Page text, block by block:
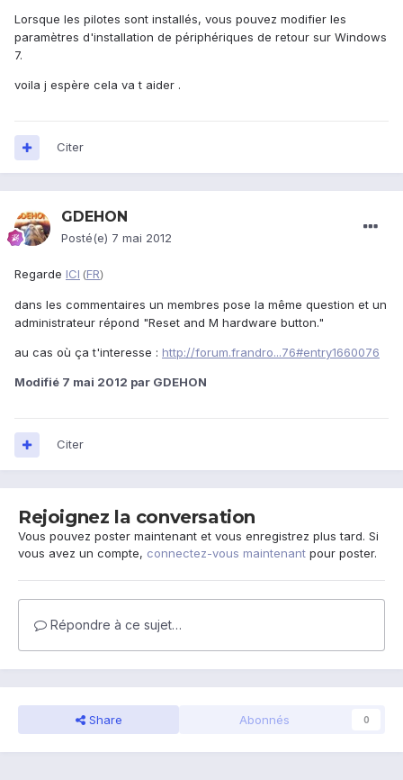
Lorsque les pilotes sont installés, vous pouvez modifier les
paramètres d'installation de périphériques de retour sur Windows
7.
voila j espère cela va t aider .
Citer
GDEHON
Posté(e) 7 mai 2012
Regarde ICI (FR)
dans les commentaires un membres pose la même question et un
administrateur répond "Reset and M hardware button."
au cas où ça t'interesse : http://forum.frandro...76#entry1660076
Modifié 7 mai 2012 par GDEHON
Citer
Rejoignez la conversation
Vous pouvez poster maintenant et vous enregistrez plus tard. Si
vous avez un compte, connectez-vous maintenant pour poster.
Répondre à ce sujet…
Share Abonnés 0